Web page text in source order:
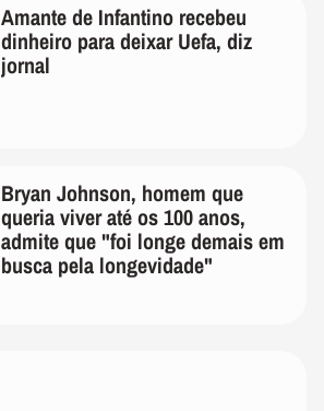
Amante de Infantino recebeu
dinheiro para deixar Uefa, diz
jornal
Bryan Johnson, homem que
queria viver até os 100 anos,
admite que "foi longe demais em
busca pela longevidade"